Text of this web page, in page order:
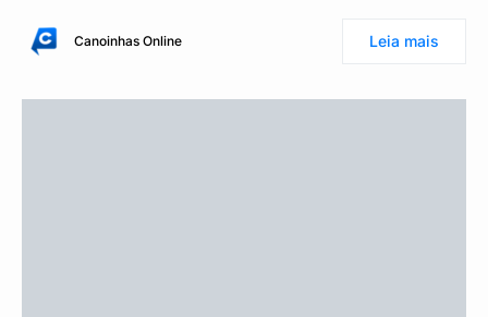
Canoinhas Online Leia mais